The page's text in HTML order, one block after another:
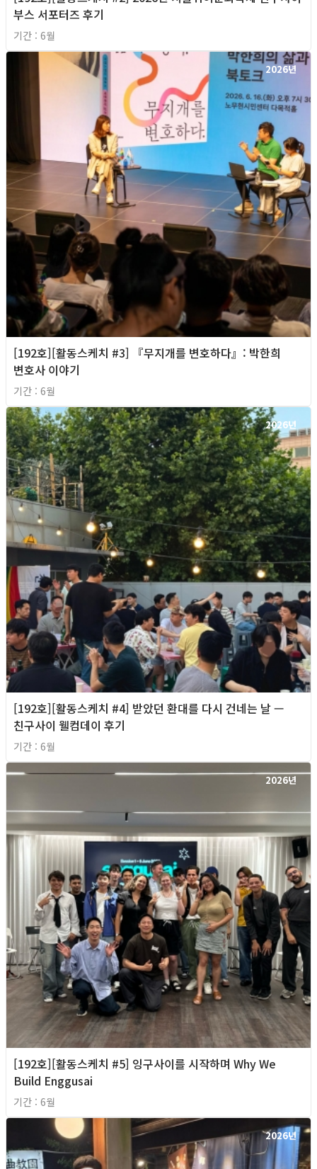
부스 서포터즈 후기
기간 : 6월
2026년
[192호][활동스케치 #3] 『무지개를 변호하다』: 박한희
변호사 이야기
기간 : 6월
2026년
[192호][활동스케치 #4] 받았던 환대를 다시 건네는 날 —
친구사이 웰컴데이 후기
기간 : 6월
2026년
[192호][활동스케치 #5] 잉구사이를 시작하며 Why We
Build Enggusai
기간 : 6월
2026년